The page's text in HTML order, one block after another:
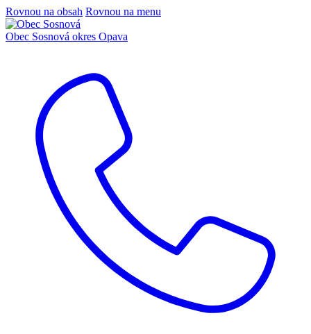
Rovnou na obsah Rovnou na menu
Obec Sosnová okres Opava